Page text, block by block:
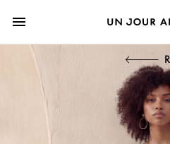
menu